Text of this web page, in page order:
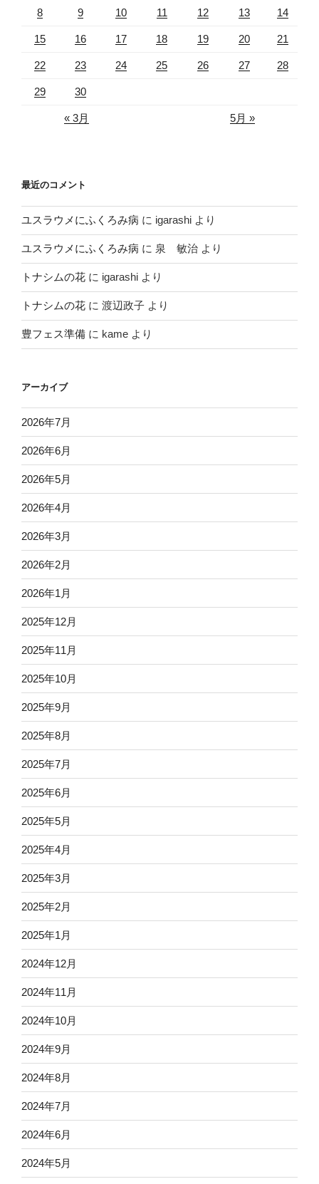
8 9 10 11 12 13 14
15 16 17 18 19 20 21
22 23 24 25 26 27 28
29 30
« 3月 5月 »
最近のコメント
ユスラウメにふくろみ病 に igarashi より
ユスラウメにふくろみ病 に 泉 敏治 より
トナシムの花 に igarashi より
トナシムの花 に 渡辺政子 より
豊フェス準備 に kame より
アーカイブ
2026年7月
2026年6月
2026年5月
2026年4月
2026年3月
2026年2月
2026年1月
2025年12月
2025年11月
2025年10月
2025年9月
2025年8月
2025年7月
2025年6月
2025年5月
2025年4月
2025年3月
2025年2月
2025年1月
2024年12月
2024年11月
2024年10月
2024年9月
2024年8月
2024年7月
2024年6月
2024年5月